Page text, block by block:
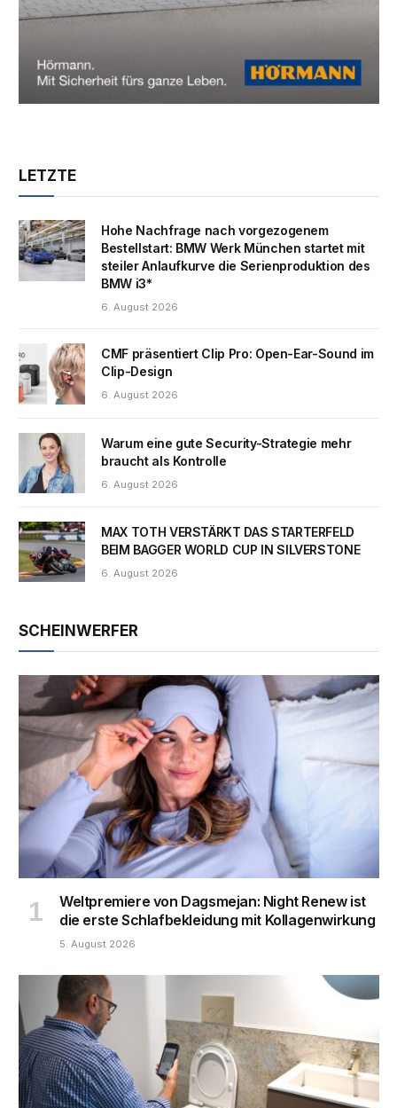
LETZTE
Hohe Nachfrage nach vorgezogenem
Bestellstart: BMW Werk München startet mit
steiler Anlaufkurve die Serienproduktion des
BMW i3*
6. August 2026
CMF präsentiert Clip Pro: Open-Ear-Sound im
Clip-Design
6. August 2026
Warum eine gute Security-Strategie mehr
braucht als Kontrolle
6. August 2026
MAX TOTH VERSTÄRKT DAS STARTERFELD
BEIM BAGGER WORLD CUP IN SILVERSTONE
6. August 2026
SCHEINWERFER
Weltpremiere von Dagsmejan: Night Renew ist
die erste Schlafbekleidung mit Kollagenwirkung
5. August 2026